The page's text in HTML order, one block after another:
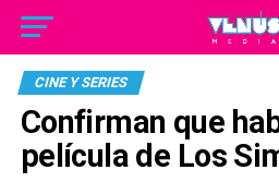
CINE Y SERIES
Confirman que
película de Los